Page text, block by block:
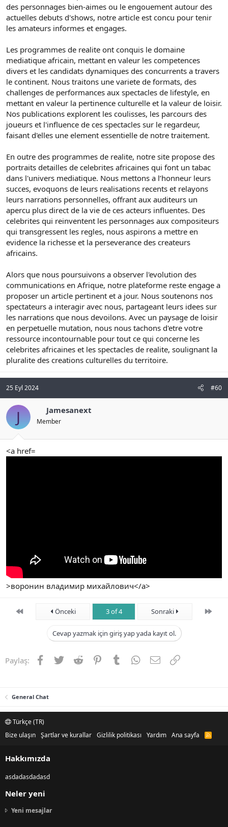
des personnages bien-aimes ou le engouement autour des
actuelles debuts d'shows, notre article est concu pour tenir
les amateurs informes et engages.
Les programmes de realite ont conquis le domaine
mediatique africain, mettant en valeur les competences
divers et les candidats dynamiques des concurrents a travers
le continent. Nous traitons une variete de formats, des
challenges de performances aux spectacles de lifestyle, en
mettant en valeur la pertinence culturelle et la valeur de loisir.
Nos publications explorent les coulisses, les parcours des
joueurs et l'influence de ces spectacles sur le regardeur,
faisant d'elles une element essentielle de notre traitement.
En outre des programmes de realite, notre site propose des
portraits detailles de celebrites africaines qui font un tabac
dans l'univers mediatique. Nous mettons a l’honneur leurs
succes, evoquons de leurs realisations recents et relayons
leurs narrations personnelles, offrant aux auditeurs un
apercu plus direct de la vie de ces acteurs influentes. Des
celebrites qui reinventent les personnages aux compositeurs
qui transgressent les regles, nous aspirons a mettre en
evidence la richesse et la perseverance des createurs
africains.
Alors que nous poursuivons a observer l'evolution des
communications en Afrique, notre plateforme reste engage a
proposer un article pertinent et a jour. Nous soutenons nos
spectateurs a interagir avec nous, partageant leurs idees sur
les narrations que nous devoilons. Avec un paysage de loisir
en perpetuelle mutation, nous nous tachons d'etre votre
ressource incontournable pour tout ce qui concerne les
celebrites africaines et les spectacles de realite, soulignant la
pluralite des creations culturelles du territoire.
25 Eyl 2024 #60
J Jamesanext
Member
<a href=
>воронин владимир михайлович</a>
First Önceki 3 of 4 Sonraki Son
Cevap yazmak için giriş yap yada kayıt ol.
Paylaş: Facebook
TwitterReddit PinterestTumblrWhatsApp
E-postaLink
General Chat
Türkçe (TR)
Bize ulaşın Şartlar ve kurallar Gizlilik politikası Yardım Ana sayfa
R
S
Hakkımızda
asdadasdadasd
Neler yeni
Yeni mesajlar